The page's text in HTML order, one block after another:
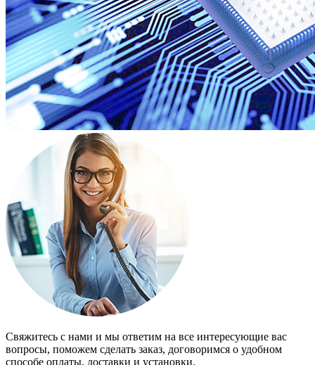
Свяжитесь с нами и мы ответим на все интересующие вас
вопросы, поможем сделать заказ, договоримся о удобном
способе оплаты, доставки и установки.